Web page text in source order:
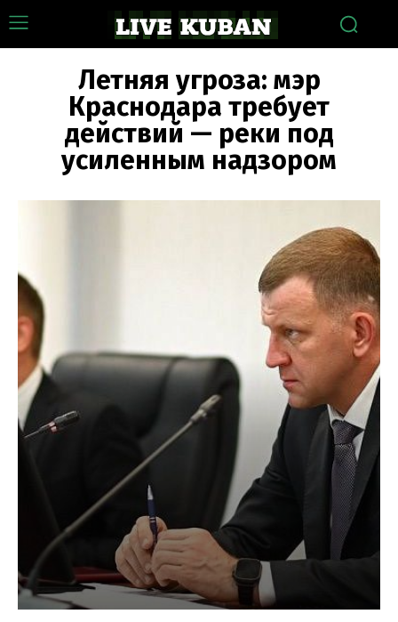
Летняя угроза: мэр
Краснодара требует
действий — реки под
усиленным надзором